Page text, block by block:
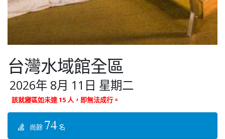
台灣水域館全區
2026年 8月 11日 星期二
該就寢區如未達 15 人，即無法成行。
尚餘74 名